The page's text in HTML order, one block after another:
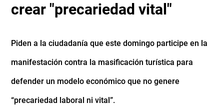
crear "precariedad vital"
Piden a la ciudadanía que este domingo participe en la
manifestación contra la masificación turística para
defender un modelo económico que no genere
“precariedad laboral ni vital”.